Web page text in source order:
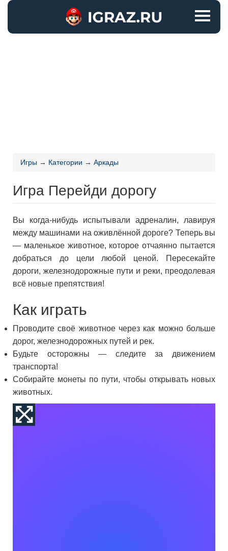
Игры → Категории → Аркады
Игра Перейди дорогу
Вы когда-нибудь испытывали адреналин, лавируя
между машинами на оживлённой дороге? Теперь вы
— маленькое животное, которое отчаянно пытается
добраться до цели любой ценой. Пересекайте
дороги, железнодорожные пути и реки, преодолевая
всё новые препятствия!
Как играть
Проводите своё животное через как можно больше
дорог, железнодорожных путей и рек.
Будьте осторожны — следите за движением
транспорта!
Собирайте монеты по пути, чтобы открывать новых
животных.